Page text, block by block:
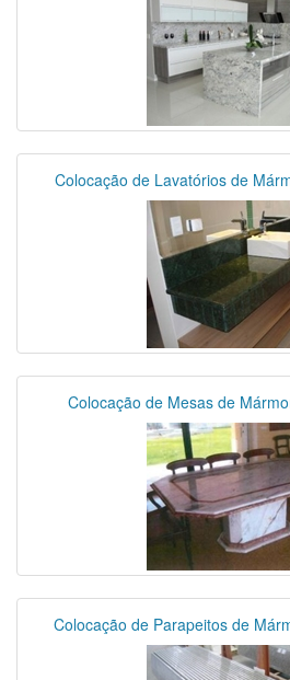
Colocação de Lavatórios de
Colocação de Mesas de
Colocação de Parapeitos de